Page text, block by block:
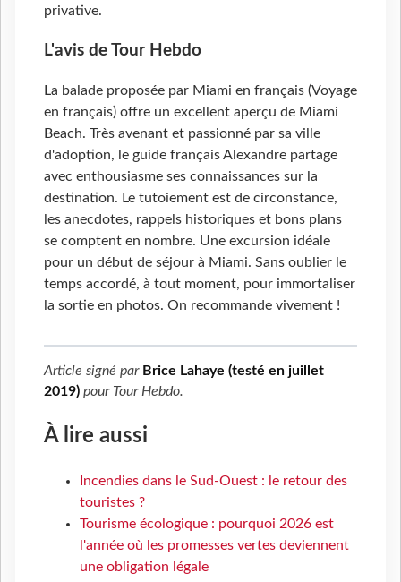
privative.
L'avis de Tour Hebdo
La balade proposée par Miami en français (Voyage
en français) offre un excellent aperçu de Miami
Beach. Très avenant et passionné par sa ville
d'adoption, le guide français Alexandre partage
avec enthousiasme ses connaissances sur la
destination. Le tutoiement est de circonstance,
les anecdotes, rappels historiques et bons plans
se comptent en nombre. Une excursion idéale
pour un début de séjour à Miami. Sans oublier le
temps accordé, à tout moment, pour immortaliser
la sortie en photos. On recommande vivement !
Article signé par Brice Lahaye (testé en juillet
2019) pour Tour Hebdo.
À lire aussi
Incendies dans le Sud-Ouest : le retour des
touristes ?
Tourisme écologique : pourquoi 2026 est
l'année où les promesses vertes deviennent
une obligation légale